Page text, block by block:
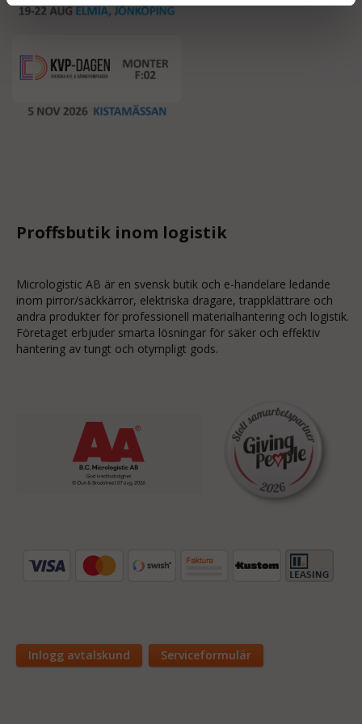
Proffsbutik inom logistik
Micrologistic AB är en svensk butik och e-handelare ledande
inom pirror/säckkärror, elektriska dragare, trappklättrare och
andra produkter för professionell materialhantering och logistik.
Företaget erbjuder smarta lösningar för säker och effektiv
hantering av tungt och otympligt gods.
Inlogg avtalskund Serviceformulär